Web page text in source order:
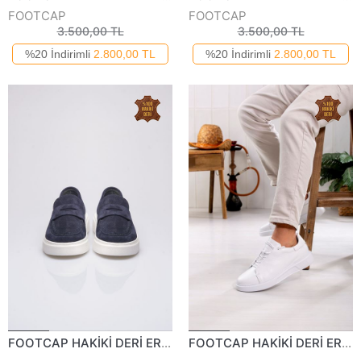
FOOTCAP
3.500,00 TL
%20 İndirimli 2.800,00 TL
FOOTCAP
3.500,00 TL
%20 İndirimli 2.800,00 TL
FOOTCAP HAKİKİ DERİ ERKEK GÜNLÜK AYAKKABI 255325Y
FOOTCAP HAKİKİ DERİ ERKEK GÜNLÜK AYAKKABI 354424Y